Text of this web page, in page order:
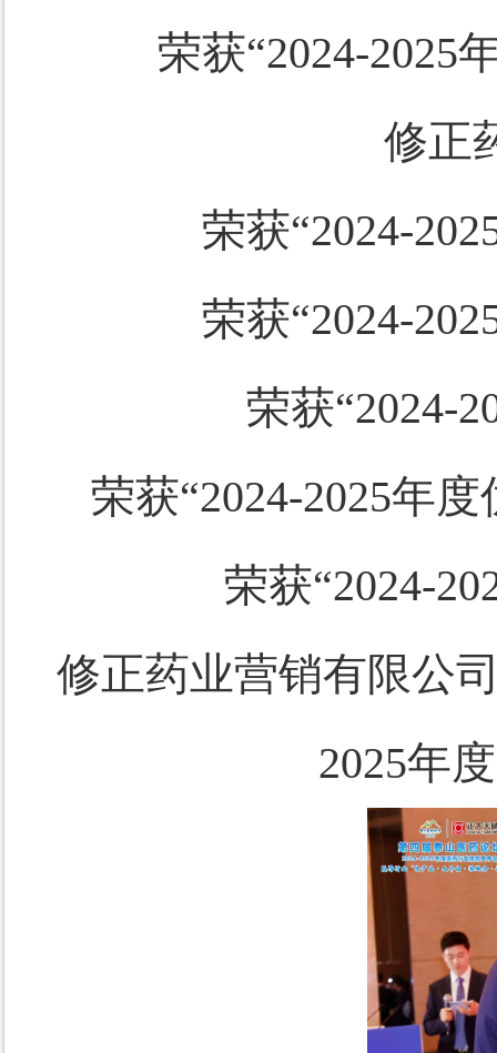
荣获“2024-2025
修正
荣获“2024-
荣获“2024-
荣获“2024-
荣获“2024-2025年
荣获“2024-
修正药业营销有限公
2025年